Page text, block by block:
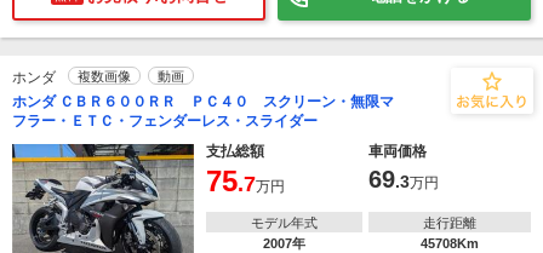
ホンダ 複数画像 動画
ホンダ ＣＢＲ６００ＲＲ ＰＣ４０ スクリーン・無限マ
フラー・ＥＴＣ・フェンダーレス・スライダー
支払総額
車両価格
75.7万円 69.3万円
モデル年式
2007年
走行距離
45708Km